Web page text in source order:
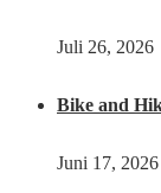
Juli 26, 2026
Bike and
Juni 17, 2026